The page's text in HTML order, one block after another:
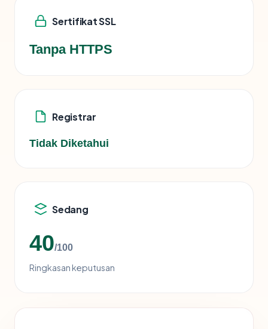
Sertifikat SSL
Tanpa HTTPS
Registrar
Tidak Diketahui
Sedang
40/100
Ringkasan keputusan